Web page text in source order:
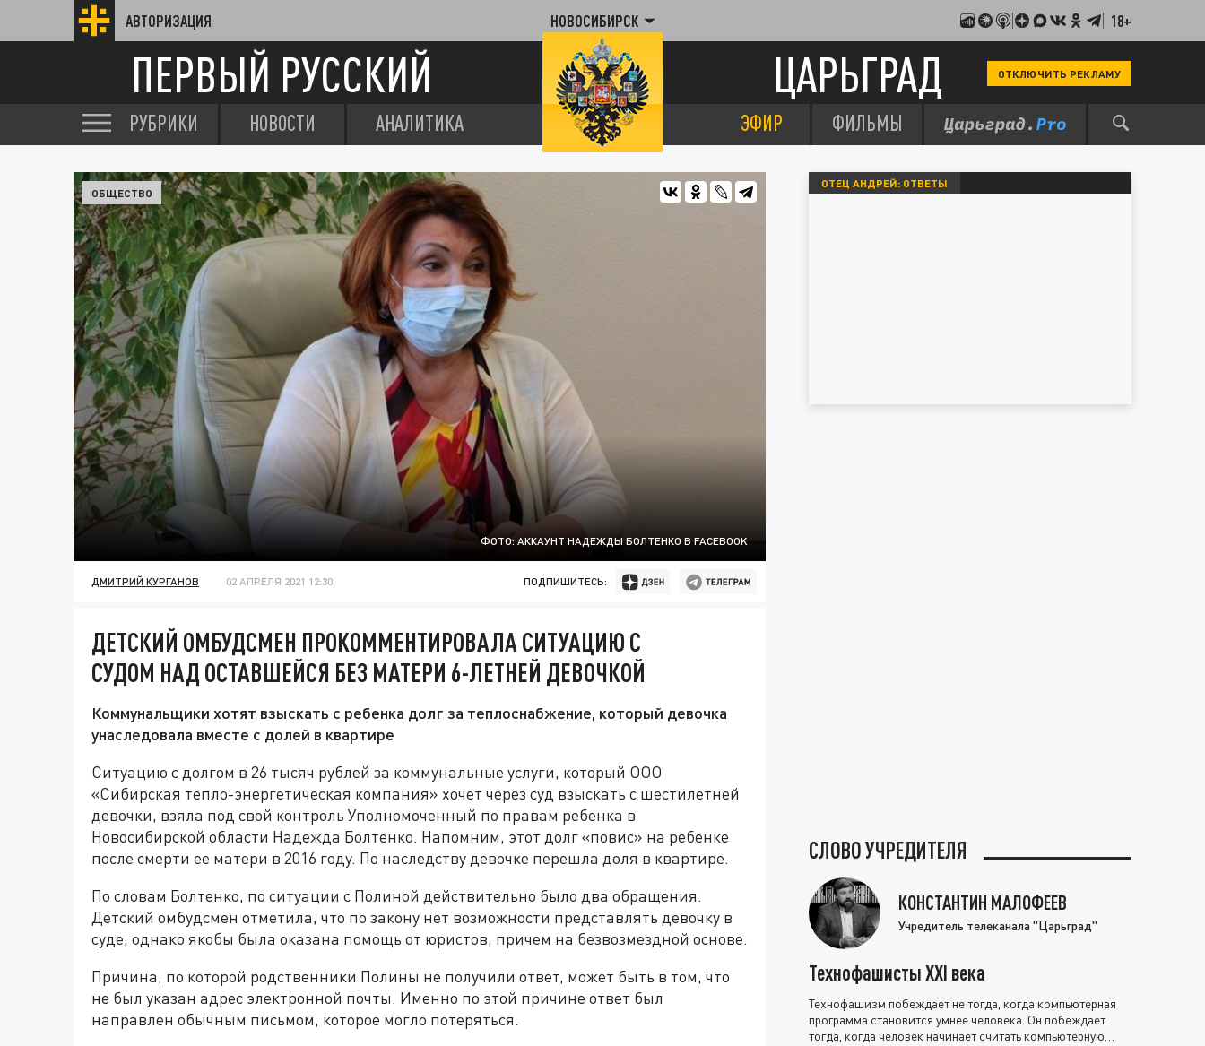
АВТОРИЗАЦИЯ НОВОСИБИРСК 18+
ПЕРВЫЙ РУССКИЙ ЦАРЬГРАД ОТКЛЮЧИТЬ РЕКЛАМУ
РУБРИКИ НОВОСТИ АНАЛИТИКА ЭФИР ФИЛЬМЫ
ФОТО: АККАУНТ НАДЕЖДЫ БОЛТЕНКО В FACEBOOK
ОБЩЕСТВО
ДМИТРИЙ КУРГАНОВ 02 АПРЕЛЯ 2021 12:30 ПОДПИШИТЕСЬ:
ДЕТСКИЙ ОМБУДСМЕН ПРОКОММЕНТИРОВАЛА СИТУАЦИЮ С
СУДОМ НАД ОСТАВШЕЙСЯ БЕЗ МАТЕРИ 6-ЛЕТНЕЙ ДЕВОЧКОЙ
Коммунальщики хотят взыскать с ребенка долг за теплоснабжение, который девочка
унаследовала вместе с долей в квартире
Ситуацию с долгом в 26 тысяч рублей за коммунальные услуги, который ООО
«Сибирская тепло-энергетическая компания» хочет через суд взыскать с шестилетней
девочки, взяла под свой контроль Уполномоченный по правам ребенка в
Новосибирской области Надежда Болтенко. Напомним, этот долг «повис» на ребенке
после смерти ее матери в 2016 году. По наследству девочке перешла доля в квартире.
По словам Болтенко, по ситуации с Полиной действительно было два обращения.
Детский омбудсмен отметила, что по закону нет возможности представлять девочку в
суде, однако якобы была оказана помощь от юристов, причем на безвозмездной основе.
Причина, по которой родственники Полины не получили ответ, может быть в том, что
не был указан адрес электронной почты. Именно по этой причине ответ был
направлен обычным письмом, которое могло потеряться.
ОТЕЦ АНДРЕЙ: ОТВЕТЫ
СЛОВО УЧРЕДИТЕЛЯ
КОНСТАНТИН МАЛОФЕЕВ
Учредитель телеканала "Царьград"
Технофашисты XXI века
Технофашизм побеждает не тогда, когда компьютерная
программа становится умнее человека. Он побеждает
тогда, когда человек начинает считать компьютерную